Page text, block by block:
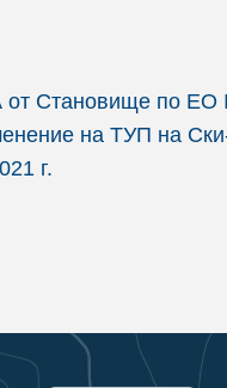
А от Становище по
на ТУП на
г.